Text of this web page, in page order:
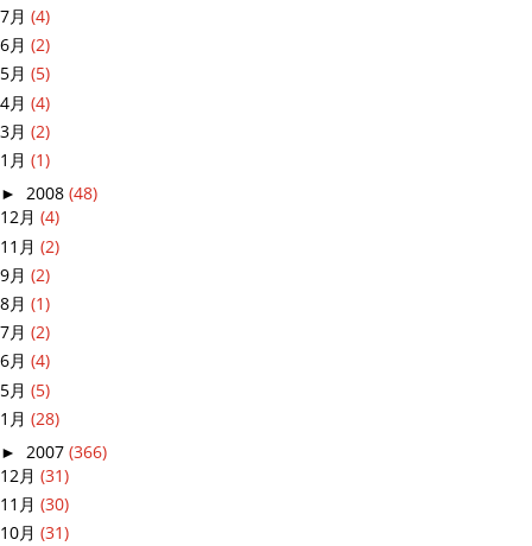
7月 (4)
6月 (2)
5月 (5)
4月 (4)
3月 (2)
1月 (1)
► 2008 (48)
12月 (4)
11月 (2)
9月 (2)
8月 (1)
7月 (2)
6月 (4)
5月 (5)
1月 (28)
► 2007 (366)
12月 (31)
11月 (30)
10月 (31)